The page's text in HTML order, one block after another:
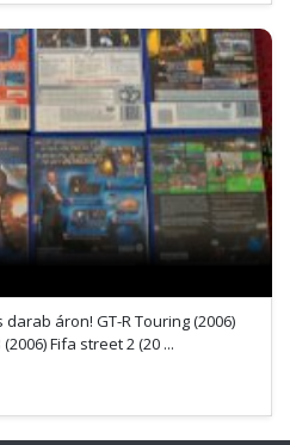
áron! GT-R Touring (2006)
Fifa street 2 (20 ...